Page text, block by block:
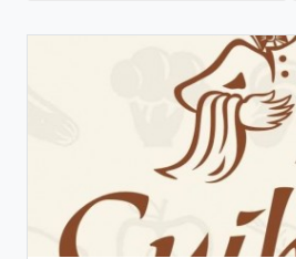
Freibäder
Museen und Gedenkshäuser
Kino
Bistro